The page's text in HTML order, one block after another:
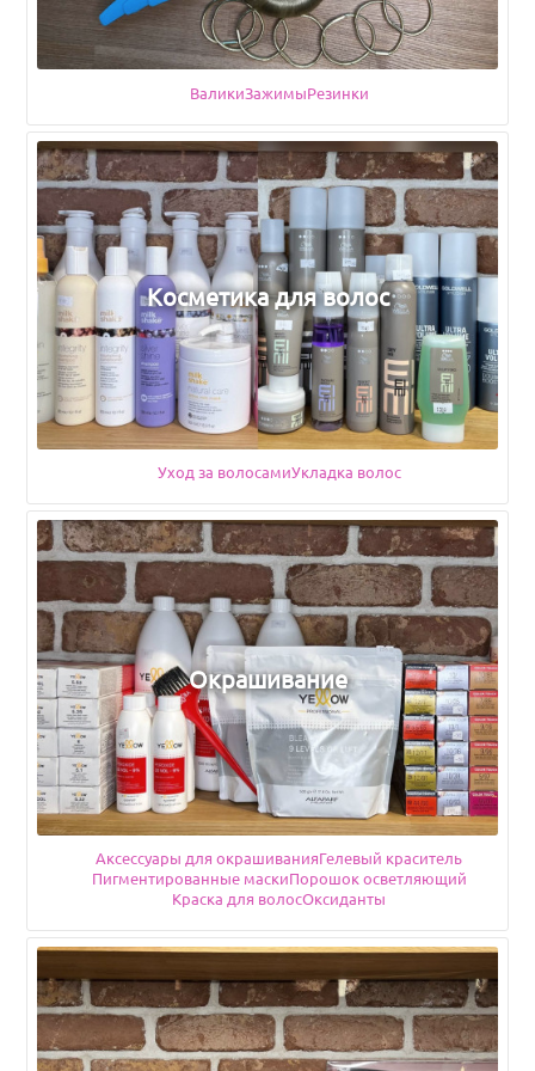
Подкатегории
ВаликиЗажимыРезинки
Косметика для волос
Подкатегории
Уход за волосамиУкладка волос
Окрашивание
Подкатегории
Аксессуары для окрашиванияГелевый краситель
Пигментированные маскиПорошок осветляющий
Краска для волосОксиданты